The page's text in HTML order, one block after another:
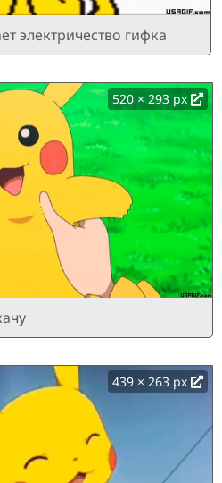
электричество гифка
520 × 293 px
439 × 263 px